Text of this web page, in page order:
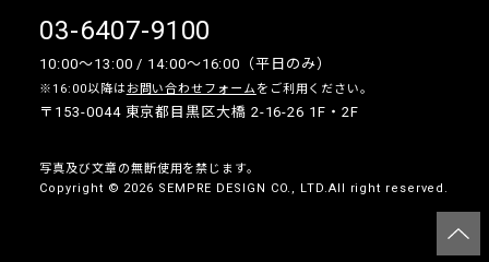
03-6407-9100
10:00〜13:00 / 14:00〜16:00（平日のみ）
※16:00以降は お問い合わせフォームをご利用ください。
〒153-0044 東京都目黒区大橋 2-16-26 1F・2F
写真及び文章の無断使用を禁じます。
Copyright © 2026 SEMPRE DESIGN CO., LTD.All right reserved.